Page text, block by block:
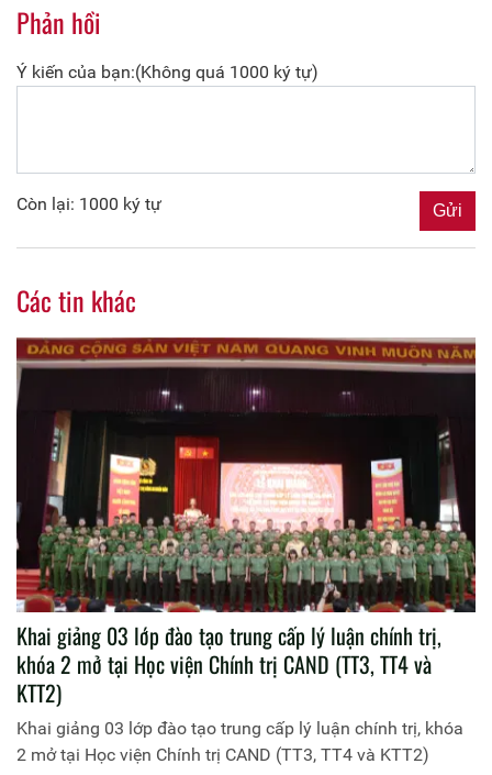
Phản hồi
Ý kiến của bạn:(Không quá 1000 ký tự)
Còn lại: 1000 ký tự
Các tin khác
Khai giảng 03 lớp đào tạo trung cấp lý luận chính trị,
khóa 2 mở tại Học viện Chính trị CAND (TT3, TT4 và
KTT2)
Khai giảng 03 lớp đào tạo trung cấp lý luận chính trị, khóa
2 mở tại Học viện Chính trị CAND (TT3, TT4 và KTT2)